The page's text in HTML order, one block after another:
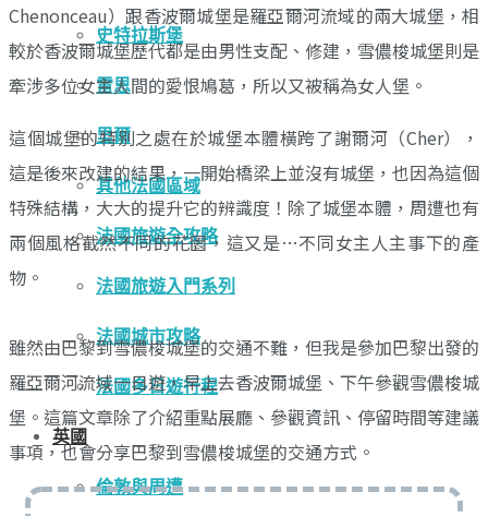
史特拉斯堡
雷恩
里爾
其他法國區域
法國旅遊全攻略
法國旅遊入門系列
法國城市攻略
法國多日遊行程
英國
倫敦與周遭
Chenonceau）跟香波爾城堡是羅亞爾河流域的兩大城堡，相
較於香波爾城堡歷代都是由男性支配、修建，雪儂梭城堡則是
牽涉多位女主人間的愛恨鳩葛，所以又被稱為女人堡。
這個城堡的特別之處在於城堡本體橫跨了謝爾河（Cher），
這是後來改建的結果，一開始橋梁上並沒有城堡，也因為這個
特殊結構，大大的提升它的辨識度！除了城堡本體，周遭也有
兩個風格截然不同的花園，這又是…不同女主人主事下的產
物。
雖然由巴黎到雪儂梭城堡的交通不難，但我是參加巴黎出發的
羅亞爾河流域一日遊，早上去香波爾城堡、下午參觀雪儂梭城
堡。這篇文章除了介紹重點展廳、參觀資訊、停留時間等建議
事項，也會分享巴黎到雪儂梭城堡的交通方式。